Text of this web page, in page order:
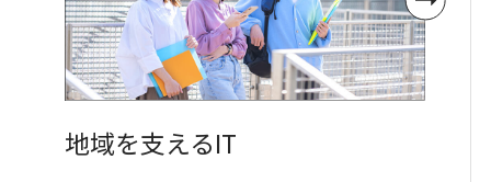
地域を支えるIT